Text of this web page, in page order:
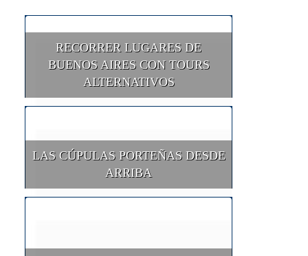
RECORRER LUGARES DE
BUENOS AIRES CON TOURS
ALTERNATIVOS
LAS CÚPULAS PORTEÑAS DESDE
ARRIBA